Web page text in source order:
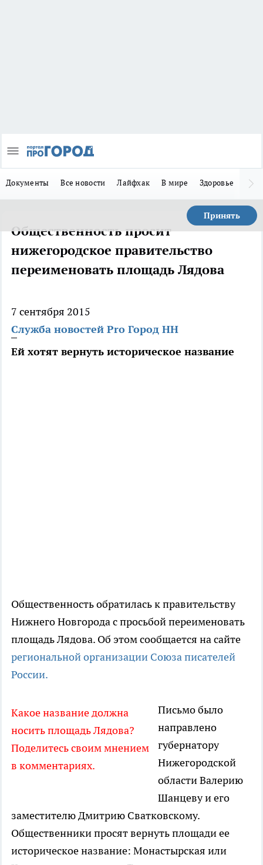
Документы Все новости Лайфхак В мире Здоровье
Принять
Общественность просит
нижегородское правительство
переименовать площадь Лядова
7 сентября 2015
Служба новостей Pro Город НН
Ей хотят вернуть историческое название
Общественность обратилась к правительству
Нижнего Новгорода с просьбой переименовать
площадь Лядова. Об этом сообщается на сайте
региональной организации Союза писателей
России.
Какое название должна
носить площадь Лядова?
Поделитесь своим мнением
в комментариях.
Письмо было
направлено
губернатору
Нижегородской
области Валерию
Шанцеву и его
заместителю Дмитрию Сватковскому.
Общественники просят вернуть площади ее
историческое название: Монастырская или